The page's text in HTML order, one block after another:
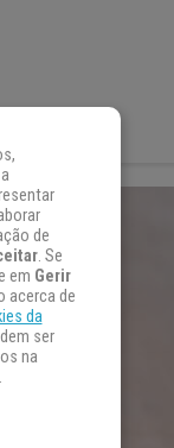
de
. Se
em Gerir
acerca de
da
ser
na
.